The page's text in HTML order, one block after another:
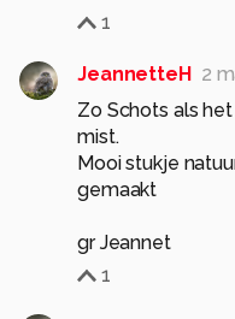
1
JeannetteH 2
Zo Schots als
mist.
Mooi stukje
gemaakt
gr Jeannet
1